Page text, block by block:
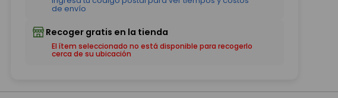
El ítem seleccionado no está disponible para recogerlo
cerca de su ubicación